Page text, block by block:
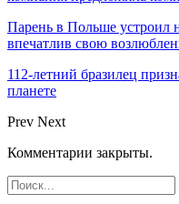
Парень в Польше устроил
впечатлив свою
112-летний бразилец
планете
Prev Next
Комментарии закрыты.